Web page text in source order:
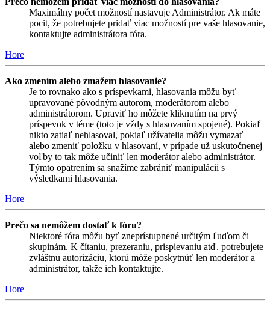
Maximálny počet možností nastavuje Administrátor. Ak máte
pocit, že potrebujete pridať viac možností pre vaše hlasovanie,
kontaktujte administrátora fóra.
Hore
Ako zmením alebo zmažem hlasovanie?
Je to rovnako ako s príspevkami, hlasovania môžu byť
upravované pôvodným autorom, moderátorom alebo
administrátorom. Upraviť ho môžete kliknutím na prvý
príspevok v téme (toto je vždy s hlasovaním spojené). Pokiaľ
nikto zatiaľ nehlasoval, pokiaľ užívatelia môžu vymazať
alebo zmeniť položku v hlasovaní, v prípade už uskutočnenej
voľby to tak môže učiniť len moderátor alebo administrátor.
Týmto opatrením sa snažíme zabrániť manipulácii s
výsledkami hlasovania.
Hore
Prečo sa nemôžem dostať k fóru?
Niektoré fóra môžu byť zneprístupnené určitým ľuďom či
skupinám. K čítaniu, prezeraniu, prispievaniu atď. potrebujete
zvláštnu autorizáciu, ktorú môže poskytnúť len moderátor a
administrátor, takže ich kontaktujte.
Hore